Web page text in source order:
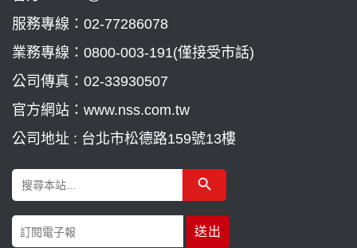
服務專線： 02-77286078
業務專線： 0800-003-191(僅接受市話)
公司傳真：02-33930507
官方網站：www.nss.com.tw
公司地址 : 台北市松德路159號13樓
Search
for:
Search Button